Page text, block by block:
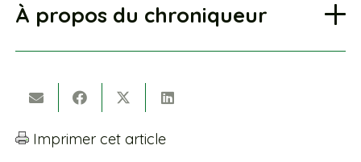
À propos du chroniqueur
Imprimer cet article